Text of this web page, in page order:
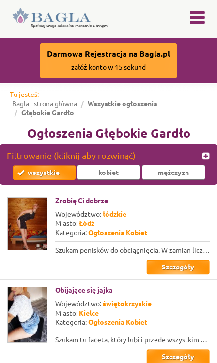
×
Darmowa Rejestracja na Bagla.pl
załóż konto w 15 sekund
Tu jesteś:
Bagla - strona główna
Wszystkie ogłoszenia
Głębokie Gardło
Ogłoszenia Głębokie Gardło
Filtrowanie (kliknij aby rozwinąć)
wszystkie kobiet mężczyzn
Zrobię Ci dobrze
Województwo:łódzkie
Miasto:Łódź
Kategoria:Ogłoszenia Kobiet
Szukam penisków do obciągnięcia. W zamian liczę na niezapomniany wieczór. Nie dz...
Szczegóły
Obijające się jajka
Województwo:świętokrzyskie
Miasto: Kielce
Kategoria:Ogłoszenia Kobiet
Szukam tu faceta, który lubi i przede wszystkim potrafi ładnie kontrolować dziew...
Szczegóły